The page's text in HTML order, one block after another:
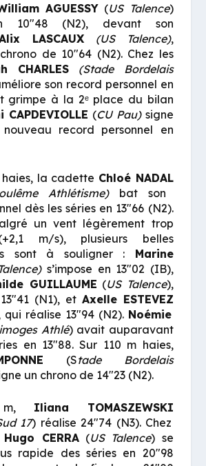
AGUESSY (US Talence)
10″48 (N2), devant son
LASCAUX (US Talence),
de 10″64 (N2). Chez les
CHARLES (Stade Bordelais
son record personnel en
grimpe à la 2ᵉ place du bilan
CAPDEVIOLLE (CU Pau)signe
record personnel en
la cadette Chloé NADAL
Athlétisme)bat son
dès les séries en 13″66 (N2).
un vent légèrement trop
m/s), plusieurs belles
sont à souligner : Marine
s’impose en 13″02 (IB),
GUILLAUME (US Talence),
(N1), et Axelle ESTEVEZ
qui réalise 13″94 (N2). Noémie
Athlé) avait auparavant
en 13″88. Sur 110 m haies,
(Stade Bordelais
un chrono de 14″23 (N2).
Iliana TOMASZEWSKI
17) réalise 24″74 (N3). Chez
Hugo CERRA(US Talence) se
rapide des séries en 20″98